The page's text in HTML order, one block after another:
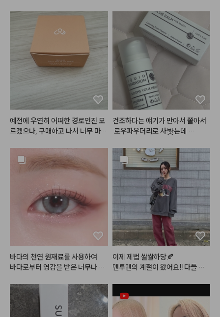
구요 ~! ㅎㅎ 👍
오묘하면서도 분위기 있는
#뮤드
숄 모먼트 아이섀도우 팔
레트 [ 04 라일락모먼트 ]
5번 컬러로 눈 두덩이를 전체적으
6번 컬러로 눈 두덩이 중앙을 시작
으로 가장자리까지 퍼뜨려 주고
10번 컬러로 눈 꼬리 음영을 준다
- #스킨푸드 버터리 치크 케이크 [
01 베리 앤 크림 ]
볼 중앙을 위주로 퍼뜨려준다
글라세 틴트 [ 06 모브 모
전체적으로 한번 발라주고 안쪽을
키스유어아이즈글
리터 섀도우 [ 04 jazz ]
눈밑 애교살 중앙부터 외곽으로 퍼
뜨려 준다
#데일리메이크업
#메이크업튜토
리얼 #makeuptutorial
말 많이 가는 최애 조합
예전에 우연히 어떠한 경로인진 모
르겠으나, 구매하고 나서 너무 마음
있습니다~! 발색이 진짜이쁘고 광
택이 미쳤어요~~~~! 아무래도
립글로즈다보니 커피마시거나 그
럴땐 묻어남이 어쩔수없이 있습니
다만, 그걸 커버할 만큼 너무 이쁜
색상과 광택입니다~! 이거 바르고
직장에 갔을때 다른 여성분께서 립
정도였어요~~~! 차분한 색 좋아
하시는 분이 땅콩밤사시면 맘에 안
들어 할 사람 없을듯 하네요 ~! 완
전 추천합니다~! 다른 색상도 구매
보려구요 ~! ㅎㅎ 👍
건조하다는 얘기가 만아서 쫄아서
로우파우더리로 사봣는데
다는 괜찬앗아요..!!
확실히 단독으로 바르고 파우더처
리하고 이러면 조금 가뭄이 올거같
긴한데 어차피 커버력이 업는 쪽이
라 다른거 섞발하고 기초 빡 먹여주
면 잘 버텨줄거같아요... 다만 향기
가 진짜 그 티슈같은 꽃향 같은거
나서 개인적으론 불호긴 해요 ㅜㅜ
괜히 트러블 올라올거 같고ㅠㅠ..
그치만 색상이 진짜 핑크크림컬러
라 화사하고 예뻐요.. 제발 다크닝
만 없길 바라며,, ★
바다의 천연 원재료를 사용하여
바다로부터 영감을 받은 너무나 로
#아쿠아마리
제품들이랍니다 💙
🤍
이제 제법 쌀쌀하당🍂
맨투맨의 계절이 왔어요!!다들 감
피부 :클리오 킬커버 더 뉴 파운데